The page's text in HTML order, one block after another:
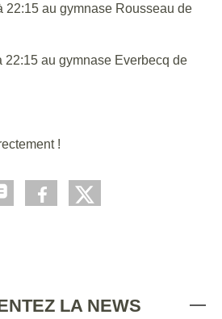
22:15 au gymnase Rousseau de
22:15 au gymnase Everbecq de
!
LA NEWS